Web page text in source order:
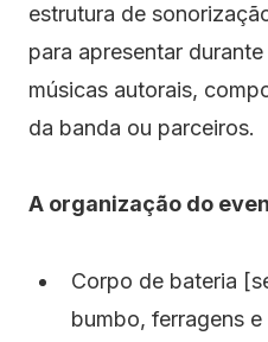
estrutura de
para apresentar
músicas autorais,
da banda ou parceiros.
A organização do
Corpo de bateria
bumbo, ferragens